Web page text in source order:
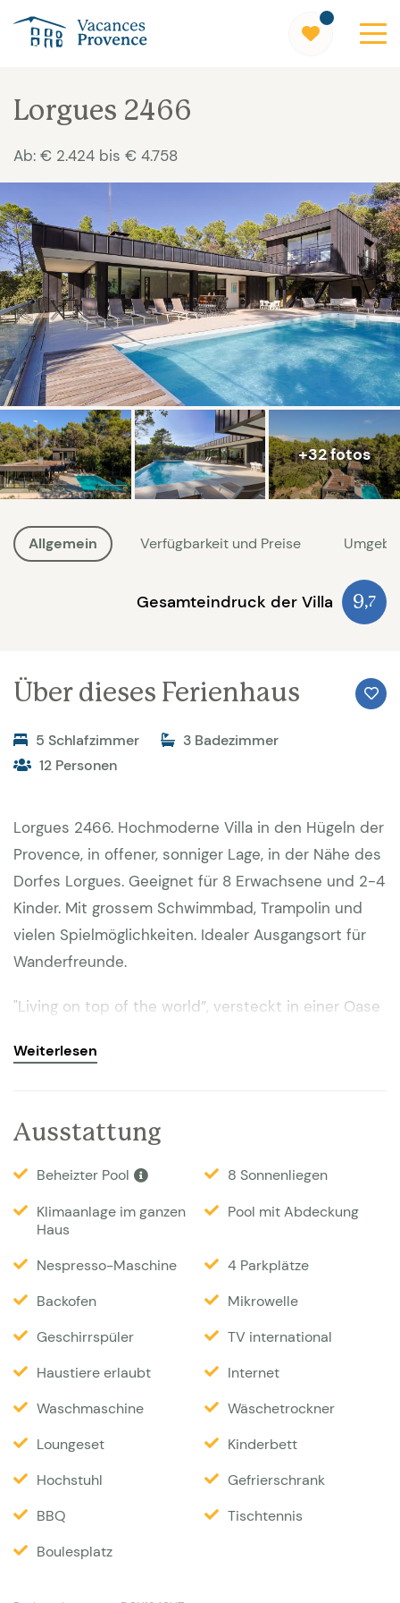
Lorgues 2466
Ab: € 2.424 bis € 4.758
+32 fotos
Allgemein Verfügbarkeit und Preise
Gesamteindruck der Villa 9,7
Über dieses Ferienhaus
5 Schlafzimmer
3 Badezimmer
12 Personen
Lorgues 2466. Hochmoderne Villa in den Hügeln der
Provence, in offener, sonniger Lage, in der Nähe des
Dorfes Lorgues. Geeignet für 8 Erwachsene und 2-4
Kinder. Mit grossem Schwimmbad, Trampolin und
vielen Spielmöglichkeiten. Idealer Ausgangsort für
Wanderfreunde.
"Living on top of the world”, versteckt in einer Oase
das einem beim Betreten dieser modernen,
macht ihrem Namen La Canopée alle Ehre.
Übersetzt heißt das: das Dach des tropischen
Architekten so entworfen, dass man von den
Gleichzeitig bietet die offene, sonnige Lage des
Grundstücks einen herrlichen Blick auf das Maures-
Gebirge und das Plateau de Verdon, während große
Licht sorgen. Obwohl sich dieses Haus nahtlos in
die waldreiche Umgebung außerhalb des Dorfes
Lorgues einfügt, ist es keineswegs isoliert. Es gibt
angemessener Entfernung. Für Wanderfreunde ist
das weitläufige Gelände neben den Weinbergen
des Château de Berne ideal. Dieses Château ist als
Weiterlesen
Ausstattung
Beheizter Pool
8 Sonnenliegen
Klimaanlage im ganzen
Haus
Pool mit Abdeckung
Nespresso-Maschine
4 Parkplätze
Backofen
Mikrowelle
Geschirrspüler
TV international
Haustiere erlaubt
Internet
Waschmaschine
Wäschetrockner
Loungeset
Kinderbett
Hochstuhl
Gefrierschrank
BBQ
Tischtennis
Boulesplatz